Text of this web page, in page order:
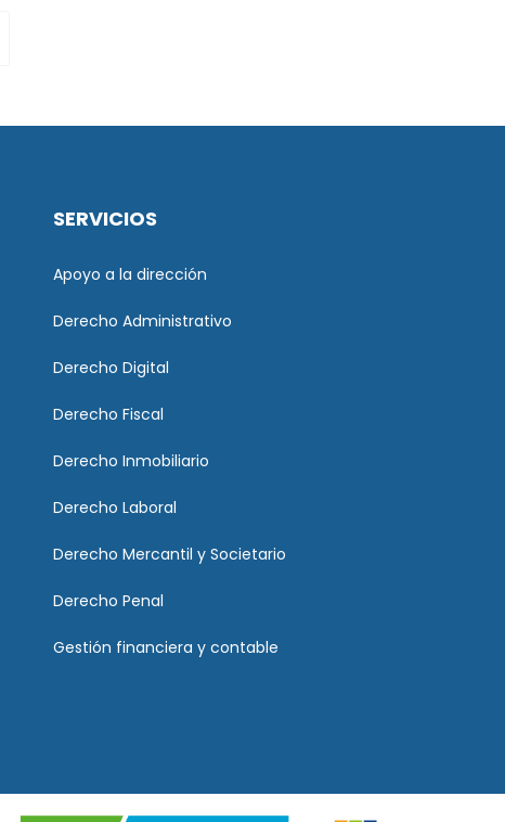
SERVICIOS
Apoyo a la dirección
Derecho Administrativo
Derecho Digital
Derecho Fiscal
Derecho Inmobiliario
Derecho Laboral
Derecho Mercantil y Societario
Derecho Penal
Gestión financiera y contable